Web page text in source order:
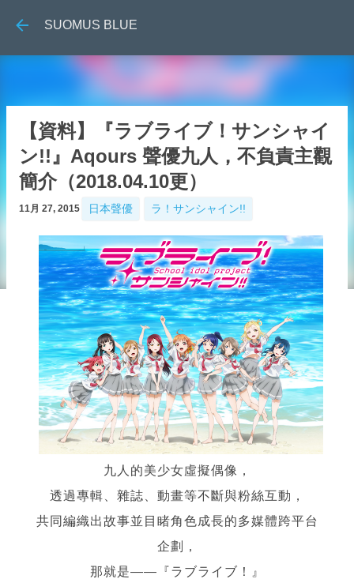
SUOMUS BLUE
【資料】『ラブライブ！サンシャイ
ン!!』Aqours 聲優九人，不負責主觀
簡介（2018.04.10更）
11月 27, 2015 日本聲優 ラ！サンシャイン!!
九人的美少女虛擬偶像，
透過專輯、雜誌、動畫等不斷與粉絲互動，
共同編織出故事並目睹角色成長的多媒體跨平台
企劃，
那就是——『ラブライブ！』